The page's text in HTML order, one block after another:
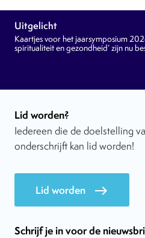
Uitgelicht
Kaartjes voor het jaarsymposium
spiritualiteit en gezondheid’ zijn nu
Lid worden?
Iedereen die de doelstelling
onderschrijft kan lid worden!
Lid worden east
Schrijf je in voor de